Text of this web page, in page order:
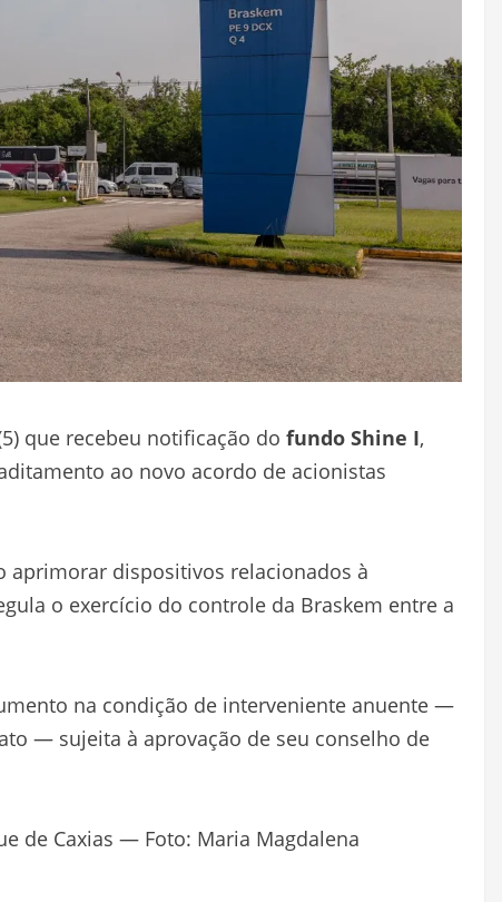
que recebeu notificação do fundo Shine I,
ao novo acordo de acionistas
aprimorar dispositivos relacionados à
o exercício do controle da Braskem entre a
na condição de interveniente anuente —
— sujeita à aprovação de seu conselho de
de Caxias — Foto: Maria Magdalena